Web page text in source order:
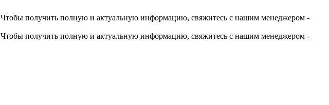
Чтобы получить полную и актуальную информацию, свяжитесь с нашим менеджером -
Чтобы получить полную и актуальную информацию, свяжитесь с нашим менеджером -